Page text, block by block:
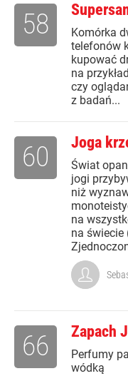
Komórka
telefonów
kupować
na
czy
z badań...
58
Joga
Świat
jogi
niż
na
na świecie
60
Zapach
Perfumy
wódką
66